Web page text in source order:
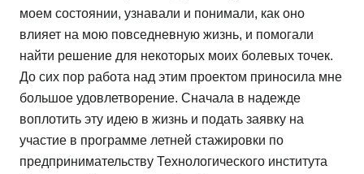
моем состоянии, узнавали и понимали, как оно
влияет на мою повседневную жизнь, и помогали
найти решение для некоторых моих болевых точек.
До сих пор работа над этим проектом приносила мне
большое удовлетворение. Сначала в надежде
воплотить эту идею в жизнь и подать заявку на
участие в программе летней стажировки по
предпринимательству Технологического института